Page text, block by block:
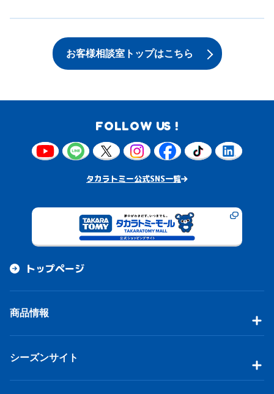
お客様相談室トップはこちら
FOLLOW US !
タカラトミー公式SNS一覧
トップページ
商品情報
シーズンサイト